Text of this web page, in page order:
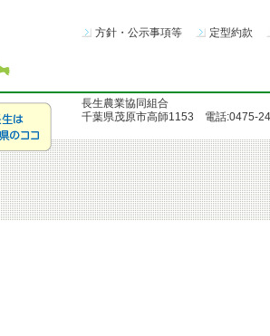
方針・公示事項等 定型約款
長生農業協同組合
千葉県茂原市高師1153 電話:0475-